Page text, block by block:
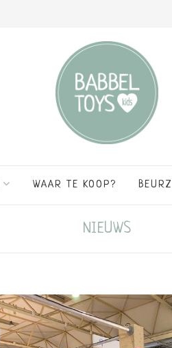
WAAR TE KOOP?
NIEUWS